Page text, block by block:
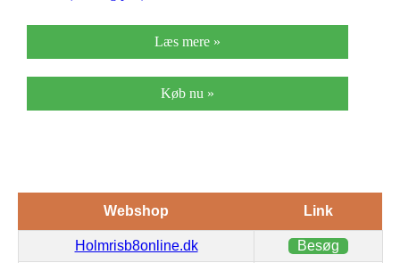
retur*
Læs mere »
Køb nu »
Webshop Link
Holmrisb8online.dk Besøg